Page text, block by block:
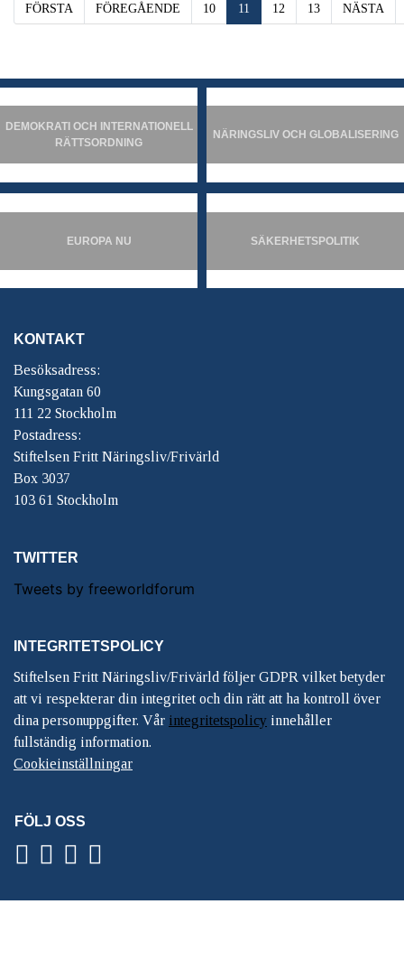
FÖRSTA FÖREGÅENDE 10 11 12 13 NÄSTA
DEMOKRATI OCH INTERNATIONELL
RÄTTSORDNING
NÄRINGSLIV OCH GLOBALISERING
EUROPA NU SÄKERHETSPOLITIK
KONTAKT
Besöksadress:
Kungsgatan 60
111 22 Stockholm
Postadress:
Stiftelsen Fritt Näringsliv/Frivärld
Box 3037
103 61 Stockholm
TWITTER
Tweets by freeworldforum
INTEGRITETSPOLICY
Stiftelsen Fritt Näringsliv/Frivärld följer GDPR vilket betyder
att vi respekterar din integritet och din rätt att ha kontroll över
dina personuppgifter. Vår integritetspolicy innehåller
fullständig information.
Cookieinställningar
FÖLJ OSS